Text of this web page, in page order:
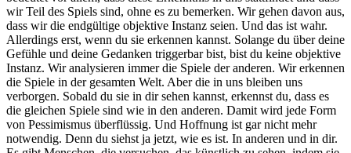
wir Teil des Spiels sind, ohne es zu bemerken. Wir gehen davon aus,
dass wir die endgültige objektive Instanz seien. Und das ist wahr.
Allerdings erst, wenn du sie erkennen kannst. Solange du über deine
Gefühle und deine Gedanken triggerbar bist, bist du keine objektive
Instanz. Wir analysieren immer die Spiele der anderen. Wir erkennen
die Spiele in der gesamten Welt. Aber die in uns bleiben uns
verborgen. Sobald du sie in dir sehen kannst, erkennst du, dass es
die gleichen Spiele sind wie in den anderen. Damit wird jede Form
von Pessimismus überflüssig. Und Hoffnung ist gar nicht mehr
notwendig. Denn du siehst ja jetzt, wie es ist. In anderen und in dir.